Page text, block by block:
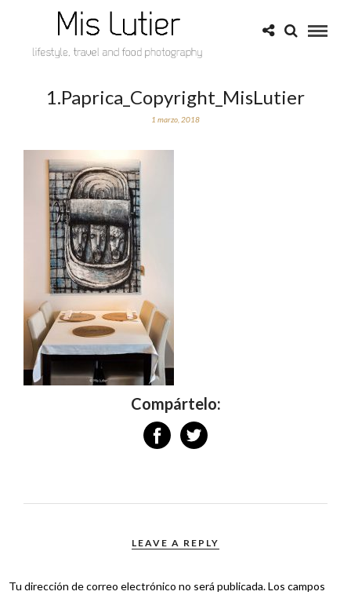
1.Paprica_Copyright_MisLutier
1 marzo, 2018
Compártelo:
LEAVE A REPLY
Tu dirección de correo electrónico no será publicada.Los campos